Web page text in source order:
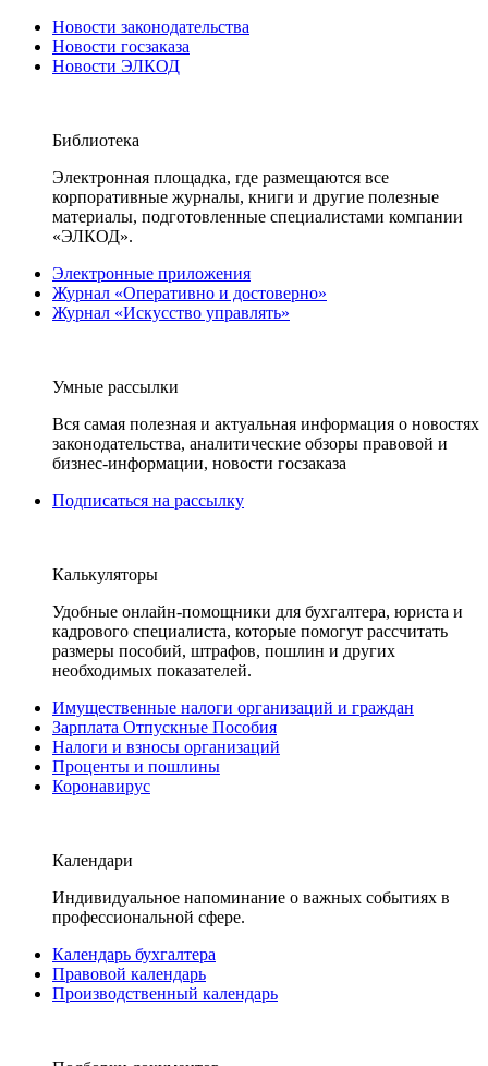
Новости законодательства
Новости госзаказа
Новости ЭЛКОД
Библиотека
Электронная площадка, где размещаются все
корпоративные журналы, книги и другие полезные
материалы, подготовленные специалистами компании
«ЭЛКОД».
Электронные приложения
Журнал «Оперативно и достоверно»
Журнал «Искусство управлять»
Умные рассылки
Вся самая полезная и актуальная информация о новостях
законодательства, аналитические обзоры правовой и
бизнес-информации, новости госзаказа
Подписаться на рассылку
Калькуляторы
Удобные онлайн-помощники для бухгалтера, юриста и
кадрового специалиста, которые помогут рассчитать
размеры пособий, штрафов, пошлин и других
необходимых показателей.
Имущественные налоги организаций и граждан
Зарплата Отпускные Пособия
Налоги и взносы организаций
Проценты и пошлины
Коронавирус
Календари
Индивидуальное напоминание о важных событиях в
профессиональной сфере.
Календарь бухгалтера
Правовой календарь
Производственный календарь